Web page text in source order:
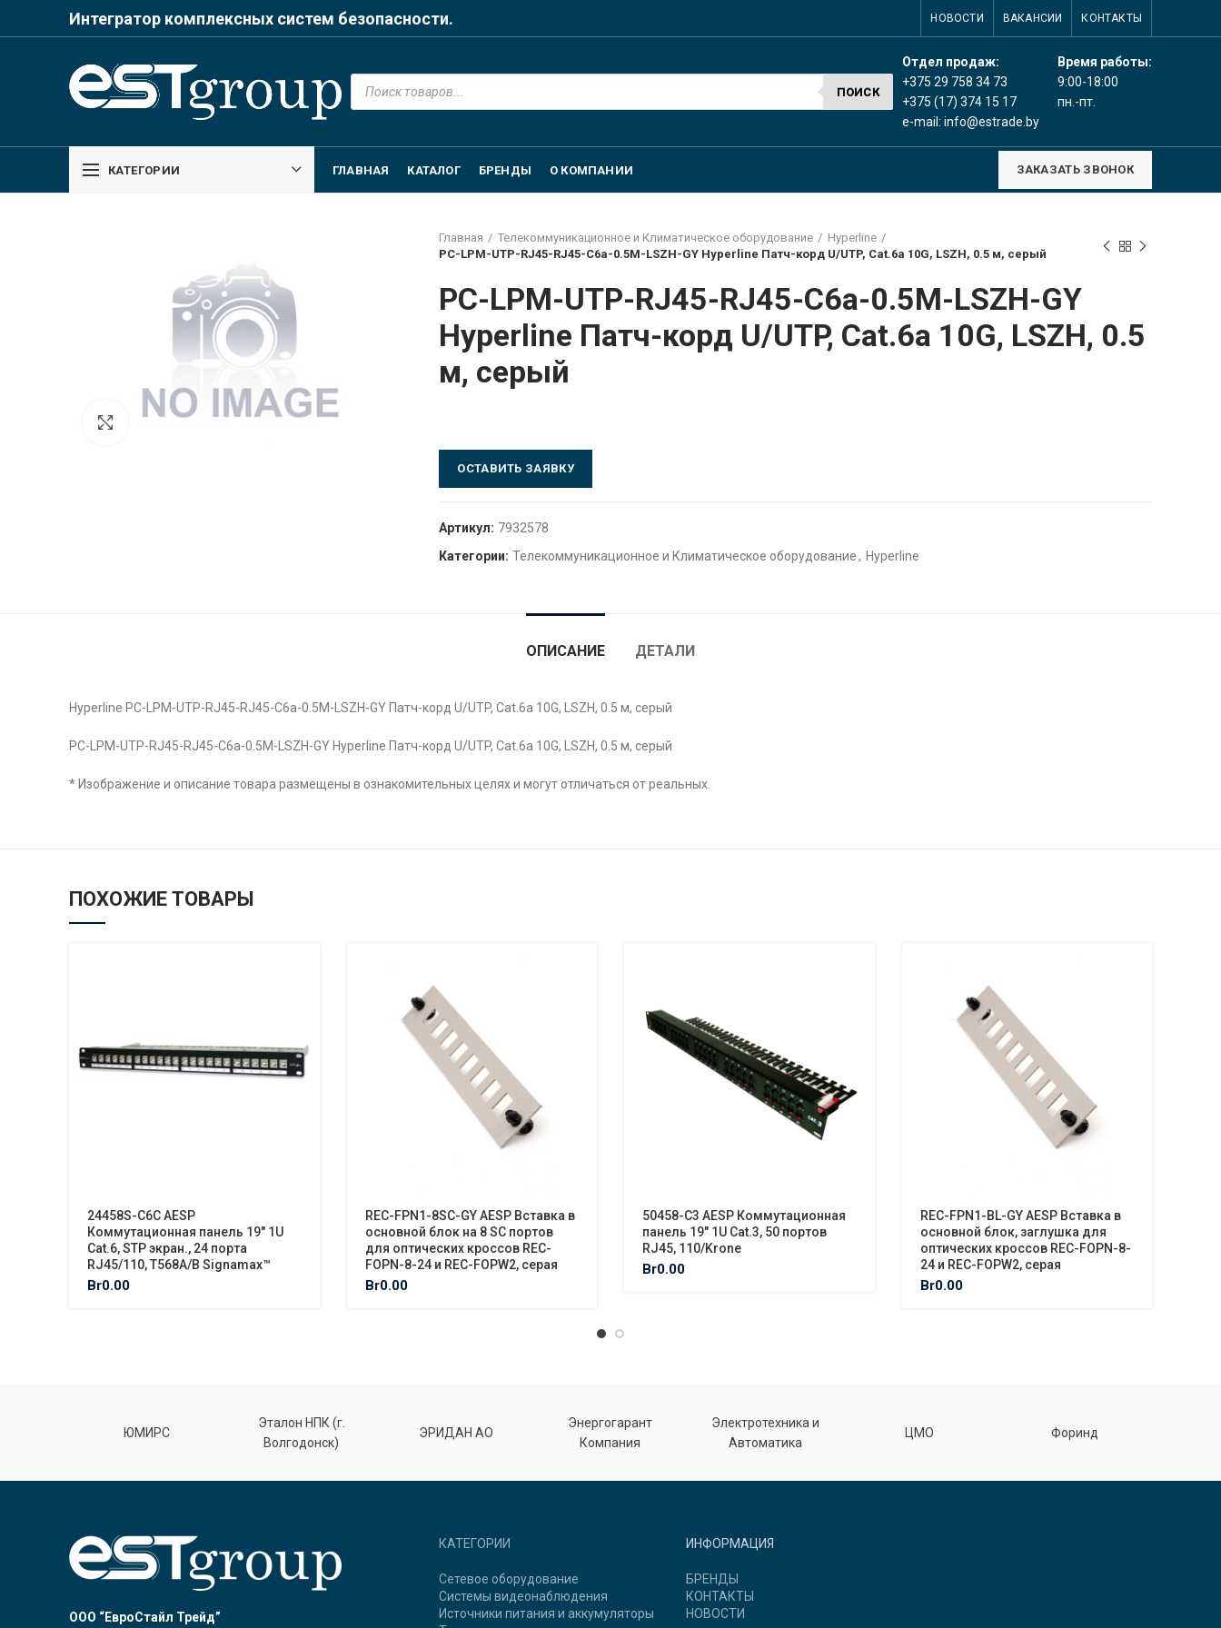
Интегратор комплексных систем безопасности. НОВОСТИ ВАКАНСИИ КОНТАКТЫ
Поиск
товаров
ПОИСК
Отдел продаж:
+375 29 758 34 73
+375 (17) 374 15 17
e-mail: info@estrade.by
Время работы:
9:00-18:00
пн.-пт.
КАТЕГОРИИ ГЛАВНАЯ КАТАЛОГ БРЕНДЫ О КОМПАНИИ ЗАКАЗАТЬ ЗВОНОК
Click to enlarge
Главная Телекоммуникационное и Климатическое оборудование
Hyperline
PC-LPM-UTP-RJ45-RJ45-C6a-0.5M-LSZH-GY Hyperline Патч-корд U/UTP, Cat.6a 10G, LSZH, 0.5 м, серый
PC-LPM-UTP-RJ45-RJ45-C6a-0.5M-LSZH-GY
Hyperline Патч-корд U/UTP, Cat.6a 10G, LSZH, 0.5
м, серый
ОСТАВИТЬ ЗАЯВКУ
Артикул: 7932578
Категории: Телекоммуникационное и Климатическое оборудование , Hyperline
ОПИСАНИЕ ДЕТАЛИ
Hyperline PC-LPM-UTP-RJ45-RJ45-C6a-0.5M-LSZH-GY Патч-корд U/UTP, Cat.6a 10G, LSZH, 0.5 м, серый
PC-LPM-UTP-RJ45-RJ45-C6a-0.5M-LSZH-GY Hyperline Патч-корд U/UTP, Cat.6a 10G, LSZH, 0.5 м, серый
* Изображение и описание товара размещены в ознакомительных целях и могут отличаться от реальных.
ПОХОЖИЕ ТОВАРЫ
24458S-C6C AESP
Коммутационная панель 19″ 1U
Cat.6, STP экран., 24 порта
RJ45/110, T568A/B Signamax™
Br0.00
REC-FPN1-8SC-GY AESP Вставка в
основной блок на 8 SC портов
для оптических кроссов REC-
FOPN-8-24 и REC-FOPW2, серая
Br0.00
50458-C3 AESP Коммутационная
панель 19″ 1U Cat.3, 50 портов
RJ45, 110/Krone
Br0.00
REC-FPN1-BL-GY AESP Вставка в
основной блок, заглушка для
оптических кроссов REC-FOPN-8-
24 и REC-FOPW2, серая
Br0.00
ЮМИРС
Эталон НПК (г.
Волгодонск)
ЭРИДАН АО
Энергогарант
Компания
Электротехника и
Автоматика
ЦМО Форинд
ООО “ЕвроСтайл Трейд”
КАТЕГОРИИ
Сетевое оборудование
Системы видеонаблюдения
Источники питания и аккумуляторы
ИНФОРМАЦИЯ
БРЕНДЫ
КОНТАКТЫ
НОВОСТИ